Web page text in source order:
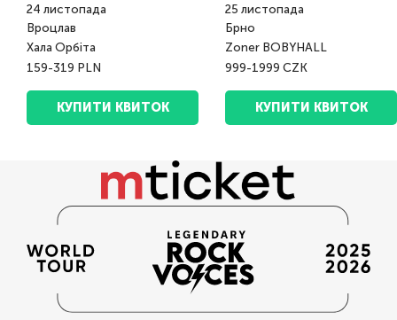
24 листопада
Вроцлав
Хала Орбіта
159-319 PLN
КУПИТИ КВИТОК
25 листопада
Брно
Zoner BOBYHALL
999-1999 CZK
КУПИТИ КВИТОК